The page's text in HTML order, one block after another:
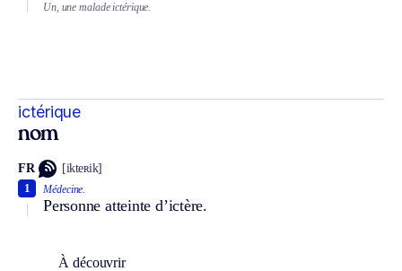
Un, une malade ictérique.
ictérique
nom
FR [ikteʀik]
Médecine.
Personne atteinte d’ictère.
1
À découvrir